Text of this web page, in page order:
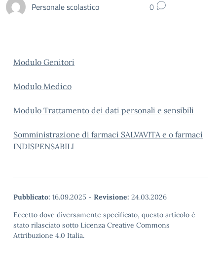
Personale scolastico 0
Modulo Genitori
Modulo Medico
Modulo Trattamento dei dati personali e sensibili
Somministrazione di farmaci SALVAVITA e o farmaci
INDISPENSABILI
Pubblicato: 16.09.2025 - Revisione: 24.03.2026
Eccetto dove diversamente specificato, questo articolo è
stato rilasciato sotto Licenza Creative Commons
Attribuzione 4.0 Italia.